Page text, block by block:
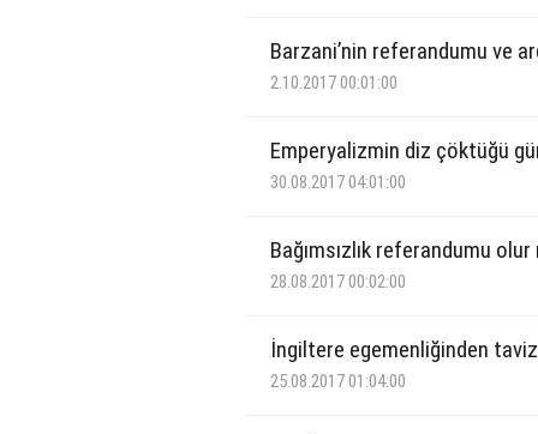
Barzani’nin referandumu ve
2.10.2017 00:01:00
Emperyalizmin diz çöktüğü
30.08.2017 04:01:00
Bağımsızlık referandumu olur
28.08.2017 00:02:00
İngiltere egemenliğinden
25.08.2017 01:04:00